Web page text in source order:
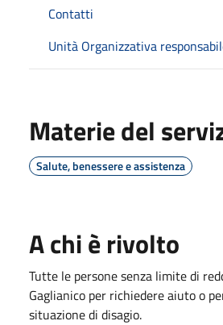
Contatti
Unità Organizzativa
Materie del
Salute, benessere e assistenza
A chi è rivolto
Tutte le persone senza limite di
Gaglianico per richiedere aiuto o
situazione di disagio.